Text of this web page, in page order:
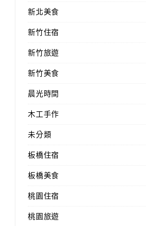
新北美食
新竹住宿
新竹旅遊
新竹美食
晨光時間
木工手作
未分類
板橋住宿
板橋美食
桃園住宿
桃園旅遊